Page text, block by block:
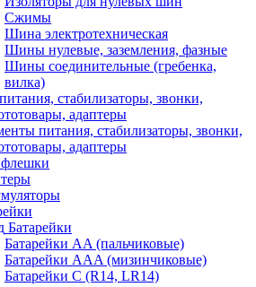
Сжимы
Шина электротехническая
Шины нулевые, заземления, фазные
Шины соединительные (гребенка,
вилка)
стабилизаторы, звонки,
адаптеры
питания, стабилизаторы, звонки,
адаптеры
Батарейки
Батарейки AA (пальчиковые)
Батарейки AAA (мизинчиковые)
Батарейки C (R14, LR14)